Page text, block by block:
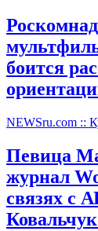
боится
NEWSru.com ::
Певица
журнал
связях с